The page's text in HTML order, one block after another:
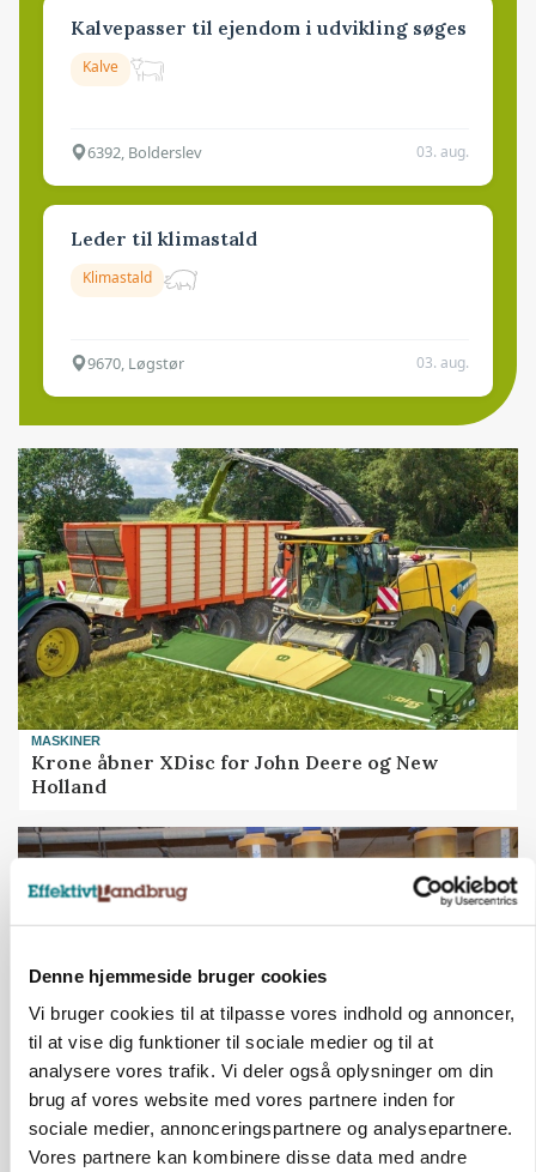
Denne hjemmeside bruger cookies
Vi bruger cookies til at tilpasse vores indhold og annoncer,
til at vise dig funktioner til sociale medier og til at
analysere vores trafik. Vi deler også oplysninger om din
brug af vores website med vores partnere inden for
sociale medier, annonceringspartnere og analysepartnere.
Vores partnere kan kombinere disse data med andre
Kalvepasser til ejendom i udvikling søges
Kalve
6392, Bolderslev 03. aug.
Leder til klimastald
Klimastald
9670, Løgstør 03. aug.
MASKINER
Krone åbner XDisc for John Deere og New
Holland
GRISE
Rådgiver om DB-Tjek: Små justeringer kan give
store besparelser